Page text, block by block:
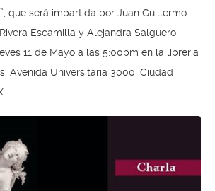
que será impartida por Juan Guillermo
Escamilla y Alejandra Salguero
11 de Mayo a las 5:00pm en la libreria
Avenida Universitaria 3000, Ciudad